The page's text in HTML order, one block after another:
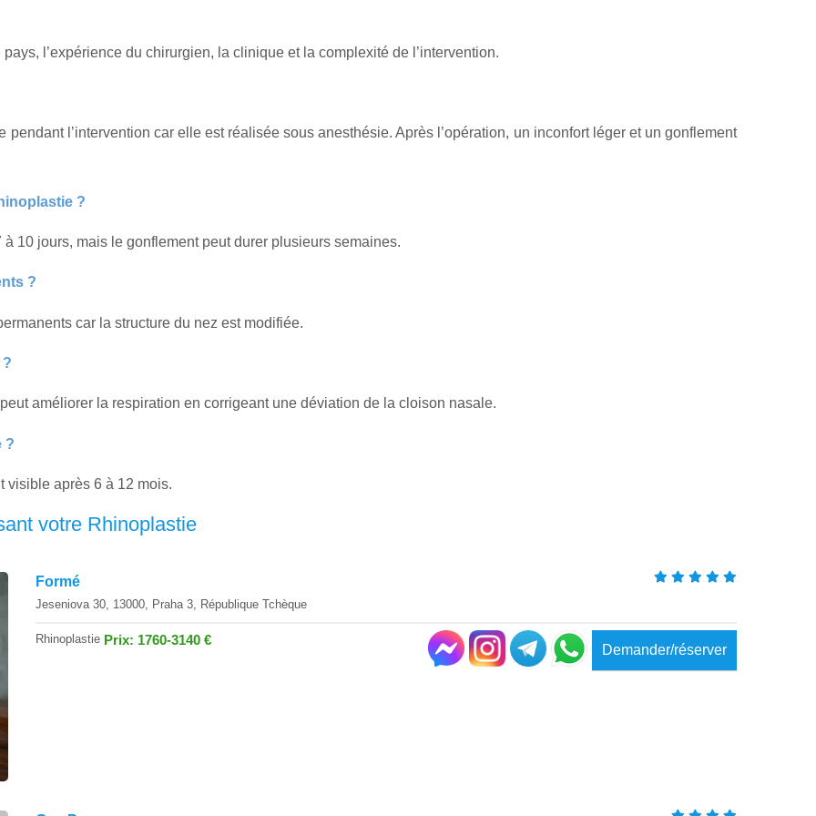
l’expérience du chirurgien, la clinique et la complexité de l’intervention.
l’intervention car elle est réalisée sous anesthésie. Après l’opération, un inconfort léger et un gonflement
?
10 jours, mais le gonflement peut durer plusieurs semaines.
?
car la structure du nez est modifiée.
améliorer la respiration en corrigeant une déviation de la cloison nasale.
?
visible après 6 à 12 mois.
votre Rhinoplastie
Formé
Jeseniova 30, 13000, Praha 3, République Tchèque
Rhinoplastie Prix: 1760-3140 €
Demander/réserver